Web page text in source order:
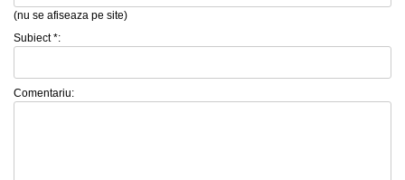
(nu se afiseaza pe site)
Subiect *:
Comentariu: